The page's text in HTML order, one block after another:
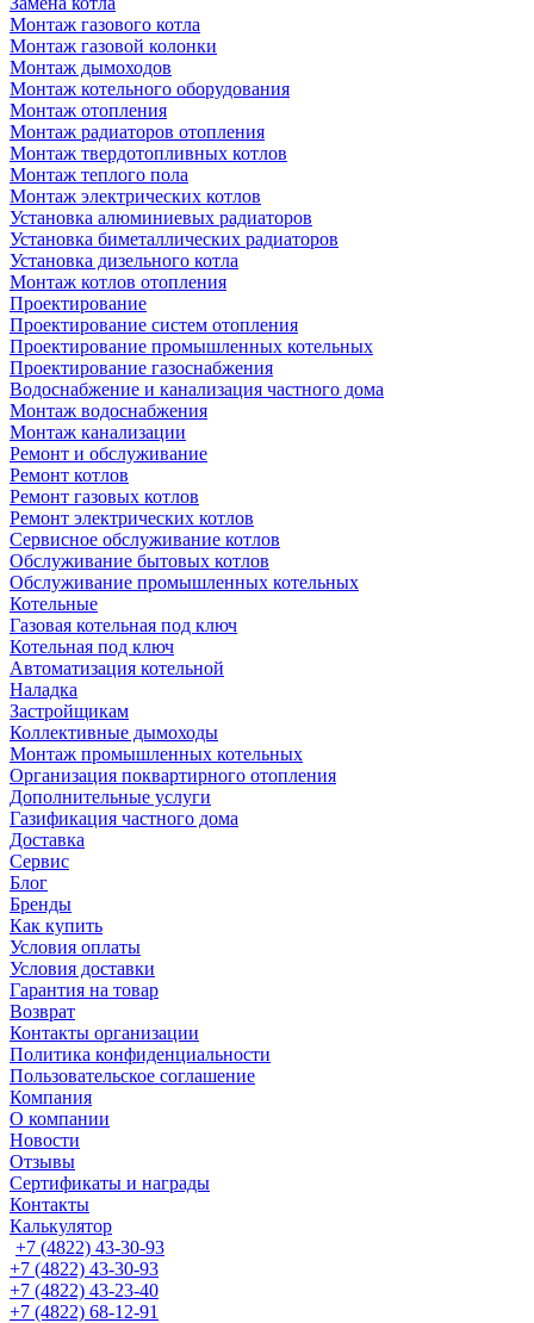
Монтаж газового котла
Монтаж газовой колонки
Монтаж дымоходов
Монтаж котельного оборудования
Монтаж отопления
Монтаж радиаторов отопления
Монтаж твердотопливных котлов
Монтаж теплого пола
Монтаж электрических котлов
Установка алюминиевых радиаторов
Установка биметаллических радиаторов
Установка дизельного котла
Монтаж котлов отопления
Проектирование
Проектирование систем отопления
Проектирование промышленных котельных
Проектирование газоснабжения
Водоснабжение и канализация частного дома
Монтаж водоснабжения
Монтаж канализации
Ремонт и обслуживание
Ремонт котлов
Ремонт газовых котлов
Ремонт электрических котлов
Сервисное обслуживание котлов
Обслуживание бытовых котлов
Обслуживание промышленных котельных
Котельные
Газовая котельная под ключ
Котельная под ключ
Автоматизация котельной
Наладка
Застройщикам
Коллективные дымоходы
Монтаж промышленных котельных
Организация поквартирного отопления
Дополнительные услуги
Газификация частного дома
Доставка
Сервис
Блог
Бренды
Как купить
Условия оплаты
Условия доставки
Гарантия на товар
Возврат
Контакты организации
Политика конфиденциальности
Пользовательское соглашение
Компания
О компании
Новости
Отзывы
Сертификаты и награды
Контакты
Калькулятор
+7 (4822) 43-30-93
+7 (4822) 43-30-93
+7 (4822) 43-23-40
+7 (4822) 68-12-91